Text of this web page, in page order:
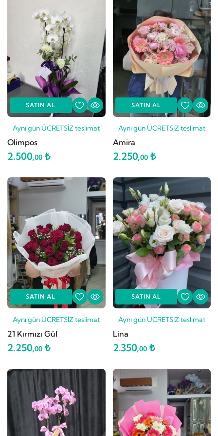
SATIN AL
Aynı gün ÜCRETSİZ teslimat
Olimpos
2.500,00 ₺
SATIN AL
Aynı gün ÜCRETSİZ teslimat
Amira
2.250,00₺
SATIN AL
Aynı gün ÜCRETSİZ teslimat
21 Kırmızı Gül
2.250,00 ₺
SATIN AL
Aynı gün ÜCRETSİZ teslimat
Lina
2.350,00₺